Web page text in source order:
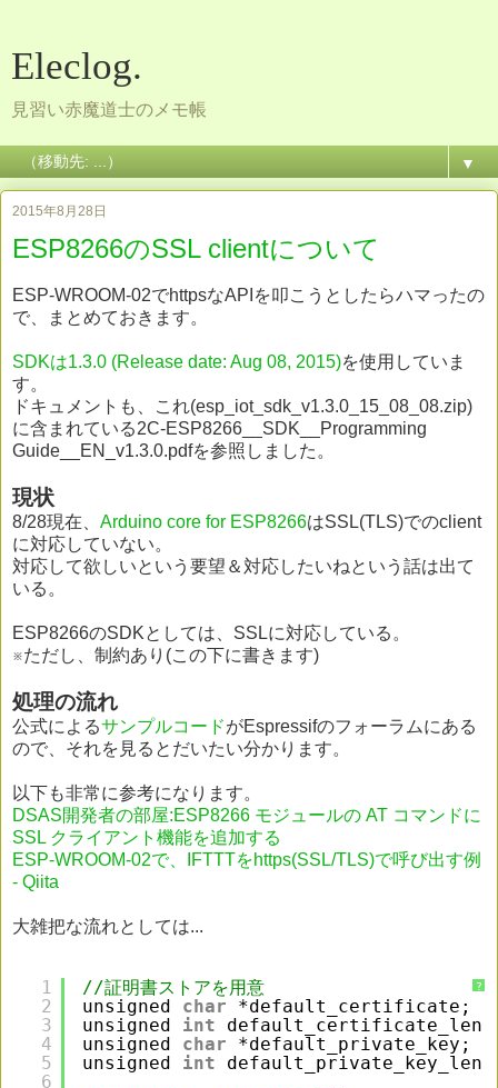
Eleclog.
見習い赤魔道士のメモ帳
▼
2015年8月28日
ESP8266のSSL clientについて
ESP-WROOM-02でhttpsなAPIを叩こうとしたらハマったの
で、まとめておきます。
SDKは1.3.0 (Release date: Aug 08, 2015)を使用していま
す。
ドキュメントも、これ(esp_iot_sdk_v1.3.0_15_08_08.zip)
に含まれている2C-ESP8266__SDK__Programming
Guide__EN_v1.3.0.pdfを参照しました。
現状
8/28現在、 Arduino core for ESP8266はSSL(TLS)でのclient
に対応していない。
対応して欲しいという要望＆対応したいねという話は出て
いる。
ESP8266のSDKとしては、SSLに対応している。
※ただし、制約あり(この下に書きます)
処理の流れ
公式によるサンプルコードがEspressifのフォーラムにある
ので、それを見るとだいたい分かります。
以下も非常に参考になります。
DSAS開発者の部屋:ESP8266 モジュールの AT コマンドに
SSL クライアント機能を追加する
ESP-WROOM-02で、IFTTTをhttps(SSL/TLS)で呼び出す例
- Qiita
大雑把な流れとしては...
?
1
2
3
4
5
6
//証明書ストアを用意
unsigned char
*default_certificate;
unsigned int
default_certificate_len
unsigned char
*default_private_key;
unsigned int
default_private_key_len